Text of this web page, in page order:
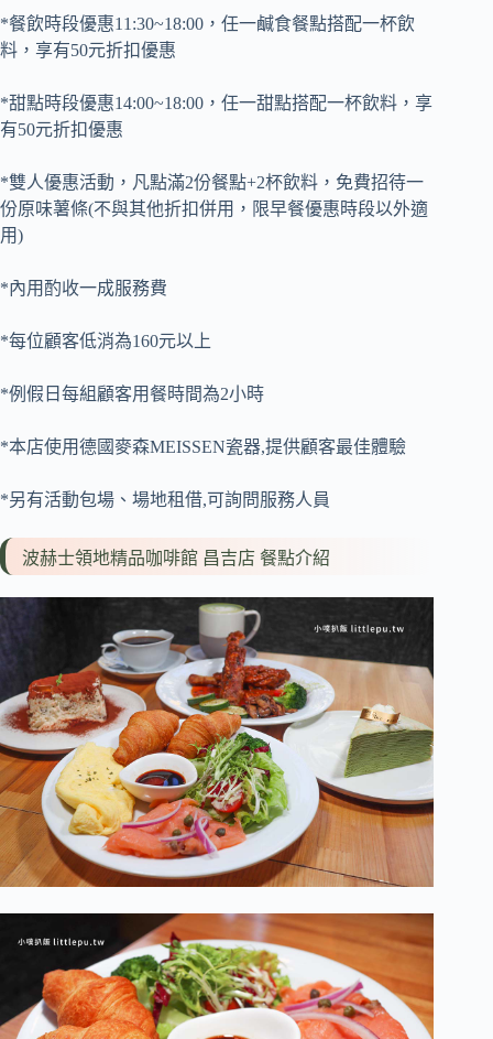
*餐飲時段優惠11:30~18:00，任一鹹食餐點搭配一杯飲
料，享有50元折扣優惠
*甜點時段優惠14:00~18:00，任一甜點搭配一杯飲料，享
有50元折扣優惠
*雙人優惠活動，凡點滿2份餐點+2杯飲料，免費招待一
份原味薯條(不與其他折扣併用，限早餐優惠時段以外適
用)
*內用酌收一成服務費
*每位顧客低消為160元以上
*例假日每組顧客用餐時間為2小時
*本店使用德國麥森MEISSEN瓷器,提供顧客最佳體驗
*另有活動包場、場地租借,可詢問服務人員
波赫士領地精品咖啡館 昌吉店 餐點介紹